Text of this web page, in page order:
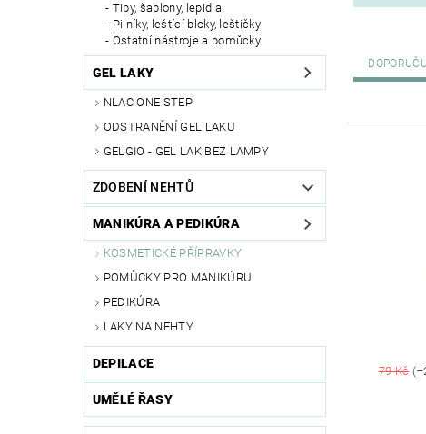
Tipy, šablony, lepidla
Pilníky, leštící bloky, leštičky
Ostatní nástroje a pomůcky
GEL LAKY
NLAC ONE STEP
ODSTRANĚNÍ GEL LAKU
GELGIO - GEL LAK BEZ LAMPY
ZDOBENÍ NEHTŮ
MANIKÚRA A PEDIKÚRA
KOSMETICKÉ PŘÍPRAVKY
POMŮCKY PRO MANIKÚRU
PEDIKÚRA
LAKY NA NEHTY
DEPILACE
UMĚLÉ ŘASY
79 Kč